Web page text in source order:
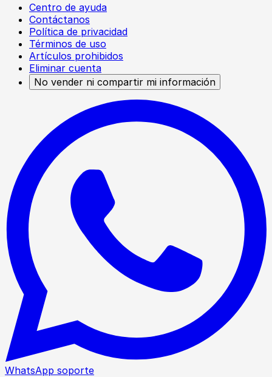
Centro de ayuda
Contáctanos
Política de privacidad
Términos de uso
Artículos prohibidos
Eliminar cuenta
No vender ni compartir mi información
WhatsApp soporte